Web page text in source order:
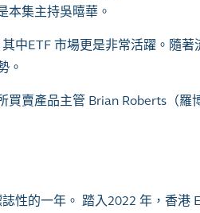
本集主持吳暿華。
中ETF 市場更是非常活躍。隨
。
買賣產品主管 Brian Roberts （
性的一年。 踏入2022 年，香港